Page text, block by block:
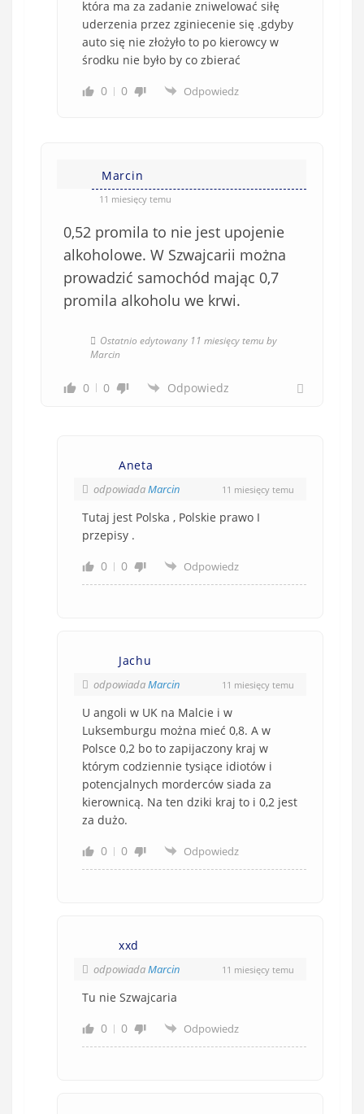
która ma za zadanie zniwelować siłę
uderzenia przez zginiecenie się .gdyby
auto się nie złożyło to po kierowcy w
środku nie było by co zbierać
0
0 Odpowiedz
Marcin
11 miesięcy temu
0,52 promila to nie jest upojenie
alkoholowe. W Szwajcarii można
prowadzić samochód mając 0,7
promila alkoholu we krwi.
Ostatnio edytowany 11 miesięcy temu by
Marcin
0 0 Odpowiedz
Aneta
odpowiadaMarcin 11 miesięcy temu
Tutaj jest Polska , Polskie prawo I
przepisy .
0
0 Odpowiedz
Jachu
odpowiadaMarcin 11 miesięcy temu
U angoli w UK na Malcie i w
Luksemburgu można mieć 0,8. A w
Polsce 0,2 bo to zapijaczony kraj w
którym codziennie tysiące idiotów i
potencjalnych morderców siada za
kierownicą. Na ten dziki kraj to i 0,2 jest
za dużo.
0
0 Odpowiedz
xxd
odpowiadaMarcin 11 miesięcy temu
Tu nie Szwajcaria
0
0 Odpowiedz